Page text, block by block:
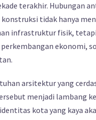
terakhir. Hubungan
tidak hanya
infrastruktur fisik,
ekonomi,
arsitektur yang
menjadi lambang
kota yang kaya